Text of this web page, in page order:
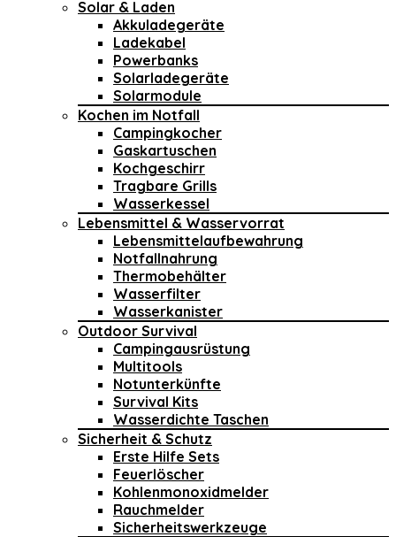
Solar & Laden
Akkuladegeräte
Ladekabel
Powerbanks
Solarladegeräte
Solarmodule
Kochen im Notfall
Campingkocher
Gaskartuschen
Kochgeschirr
Tragbare Grills
Wasserkessel
Lebensmittel & Wasservorrat
Lebensmittelaufbewahrung
Notfallnahrung
Thermobehälter
Wasserfilter
Wasserkanister
Outdoor Survival
Campingausrüstung
Multitools
Notunterkünfte
Survival Kits
Wasserdichte Taschen
Sicherheit & Schutz
Erste Hilfe Sets
Feuerlöscher
Kohlenmonoxidmelder
Rauchmelder
Sicherheitswerkzeuge